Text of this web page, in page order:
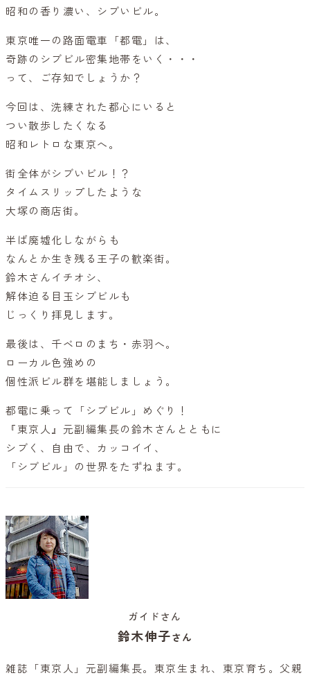
昭和の香り濃い、シブいビル。
東京唯一の路面電車「都電」は、
奇跡のシブビル密集地帯をいく・・・
って、ご存知でしょうか？
今回は、洗練された都心にいると
つい散歩したくなる
昭和レトロな東京へ。
街全体がシブいビル！？
タイムスリップしたような
大塚の商店街。
半ば廃墟化しながらも
なんとか生き残る王子の歓楽街。
鈴木さんイチオシ、
解体迫る目玉シブビルも
じっくり拝見します。
最後は、千ベロのまち・赤羽へ。
ローカル色強めの
個性派ビル群を堪能しましょう。
都電に乗って「シブビル」めぐり！
『東京人』元副編集長の鈴木さんとともに
シブく、自由で、カッコイイ、
「シブビル」の世界をたずねます。
ガイドさん
鈴木伸子さん
雑誌「東京人」元副編集長。東京生まれ、東京育ち。父親